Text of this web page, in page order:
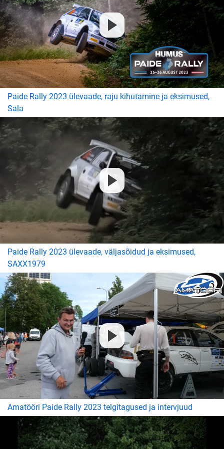
Paide Rally 2023 ülevaade, raju kihutamine ja eksimused,
Sala
Paide Rally 2023 ülevaade, väljasõidud ja eksimused,
SAXX1979
Amatööri Paide Rally 2023 telgitagused ja intervjuud